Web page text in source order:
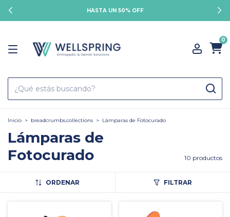
HASTA UN 50% OFF
0
Inicio > breadcrumbs.collections > Lámparas de Fotocurado
Lámparas de
Fotocurado
10 productos
ORDENAR FILTRAR